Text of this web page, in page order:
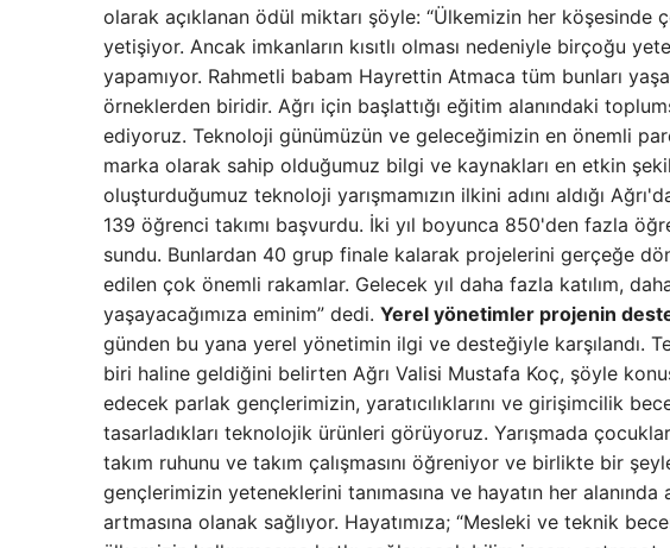
olarak açıklanan ödül miktarı şöyle: “Ülkemizin her
yetişiyor. Ancak imkanların kısıtlı olması nedeniyle birçoğu
yapamıyor. Rahmetli babam Hayrettin Atmaca tüm bunları
örneklerden biridir. Ağrı için başlattığı eğitim alanındaki
ediyoruz. Teknoloji günümüzün ve geleceğimizin en önemli
marka olarak sahip olduğumuz bilgi ve kaynakları en etkin
oluşturduğumuz teknoloji yarışmamızın ilkini adını aldığı
139 öğrenci takımı başvurdu. İki yıl boyunca 850'den fazla
sundu. Bunlardan 40 grup finale kalarak projelerini gerçeğe
edilen çok önemli rakamlar. Gelecek yıl daha fazla katılım,
yaşayacağımıza eminim” dedi. Yerel yönetimler projenin
günden bu yana yerel yönetimin ilgi ve desteğiyle karşılandı.
biri haline geldiğini belirten Ağrı Valisi Mustafa Koç, şöyle
edecek parlak gençlerimizin, yaratıcılıklarını ve girişimcilik
tasarladıkları teknolojik ürünleri görüyoruz. Yarışmada
takım ruhunu ve takım çalışmasını öğreniyor ve birlikte bir
gençlerimizin yeteneklerini tanımasına ve hayatın her
artmasına olanak sağlıyor. Hayatımıza; “Mesleki ve teknik